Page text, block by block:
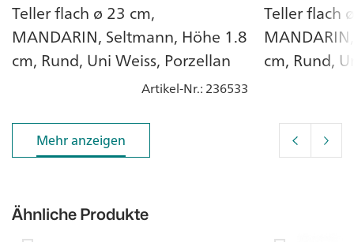
Teller flach ø 23 cm,
MANDARIN, Seltmann, Höhe 1.8
cm, Rund, Uni Weiss, Porzellan
Artikel-Nr.: 236533
Teller flach
cm, Rund,
Mehr anzeigen
Mehr anzeigen
Ähnliche Produkte